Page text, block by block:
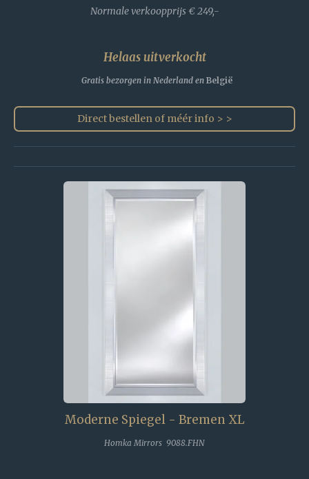
Normale verkoopprijs€ 249,-
Helaas uitverkocht
Gratis bezorgen in Nederland en België
Direct bestellen of méér info > >
Moderne Spiegel - Bremen XL
Homka Mirrors 9088.FHN